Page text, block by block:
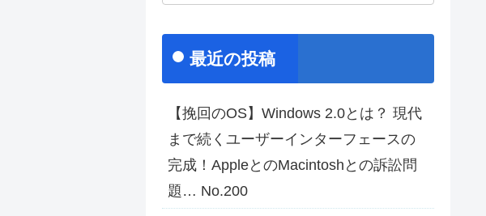
最近の投稿
【挽回のOS】Windows 2.0とは？ 現代
まで続くユーザーインターフェースの
完成！AppleとのMacintoshとの訴訟問
題… No.200